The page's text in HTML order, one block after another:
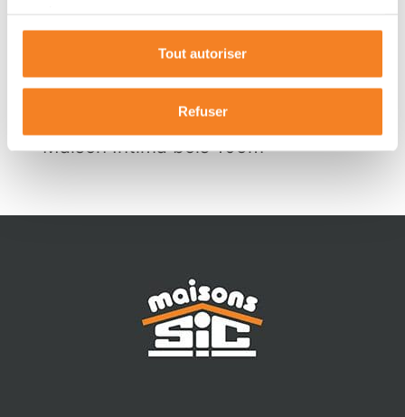
Tout autoriser
Refuser
Maison Intima bois 105m²